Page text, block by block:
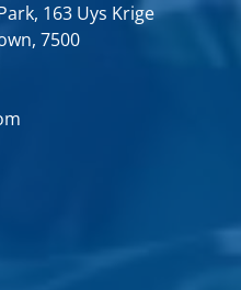
163 Uys Krige
7500